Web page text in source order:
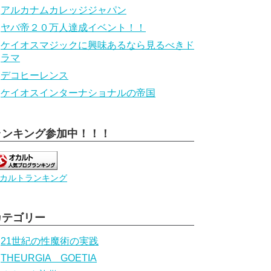
アルカナムカレッジジャパン
ヤバ帝２０万人達成イベント！！
ケイオスマジックに興味あるなら見るべきド
ラマ
デコヒーレンス
ケイオスインターナショナルの帝国
キング参加中！！！
ルトランキング
ゴリー
21世紀の性魔術の実践
THEURGIA GOETIA